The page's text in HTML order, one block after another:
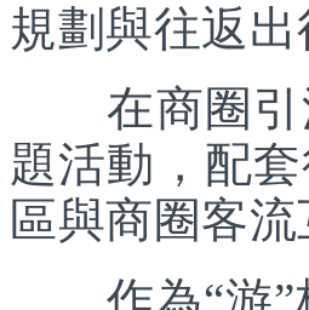
規劃與往返出
在商圈引
題活動，配
區與商圈客流
作為“游”板